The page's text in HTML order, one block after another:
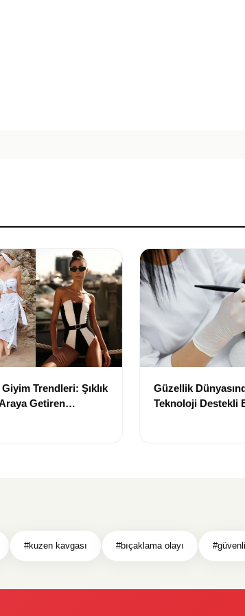
Trendleri: Şıklık
Getiren
Güzellik
Teknoloji Destekli
#kuzen kavgası #bıçaklama olayı